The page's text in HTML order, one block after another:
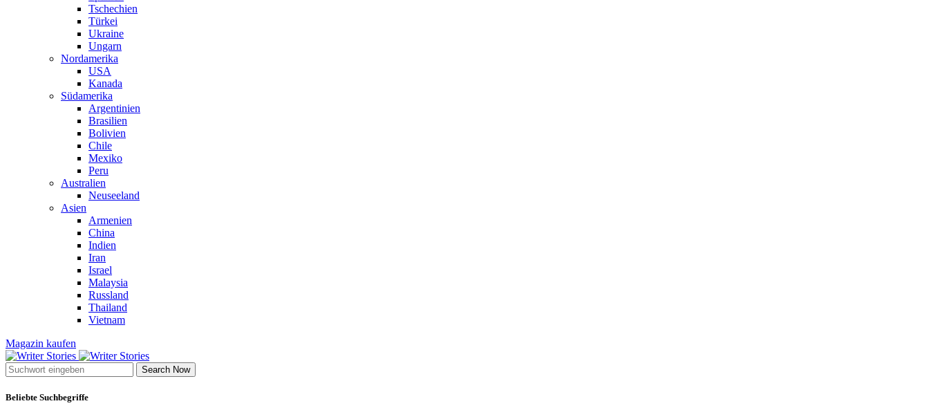
Tschechien
Türkei
Ukraine
Ungarn
Nordamerika
USA
Kanada
Südamerika
Argentinien
Brasilien
Bolivien
Chile
Mexiko
Peru
Australien
Neuseeland
Asien
Armenien
China
Indien
Iran
Israel
Malaysia
Russland
Thailand
Vietnam
Magazin kaufen
Search Now
Beliebte Suchbegriffe